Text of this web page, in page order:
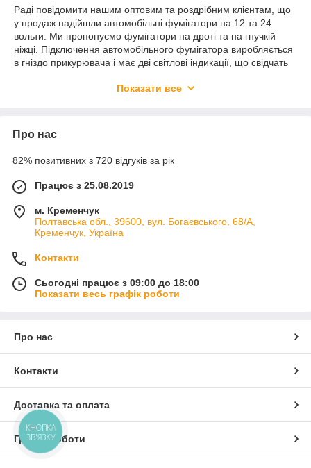
Раді повідомити нашим оптовим та роздрібним клієнтам, що
у продаж надійшли автомобільні фумігатори на 12 та 24
вольти. Ми пропонуємо фумігатори на дроті та на гнучкій
ніжці. Підключення автомобільного фумігатора виробляється
в гніздо прикурювача і має дві світлові індикації, що свідчать
пристрої нагрівання. Наші фумігатори можуть
Показати все
Про нас
82% позитивних з 720 відгуків за рік
Працює з 25.08.2019
м. Кременчук
Полтавська обл., 39600, вул. Богаєвського, 68/А,
Кременчук, Україна
Контакти
Сьогодні працює з 09:00 до 18:00
Показати весь графік роботи
Про нас
Контакти
Доставка та оплата
Графік роботи
КНОПКА
ЗВ'ЯЗКУ